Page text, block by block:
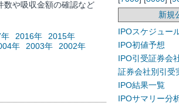
数や吸収金額の確認など
2016年
2015年
年 2003年
2002年
新規
IPOスケジュー
IPO初値予想
IPO引受証券会
証券会社別引受
IPO結果一覧
IPOサマリー分